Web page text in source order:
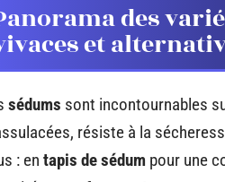
des
et
sédums sont incontournables
résiste à la
: en tapis de sédum pour une